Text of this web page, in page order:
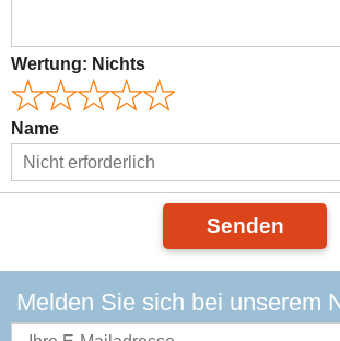
Wertung: Nichts
Name
Senden
Melden Sie sich bei unserem